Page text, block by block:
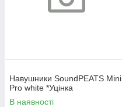
Навушники SoundPEATS Mini
Pro white *Уцінка
В наявності